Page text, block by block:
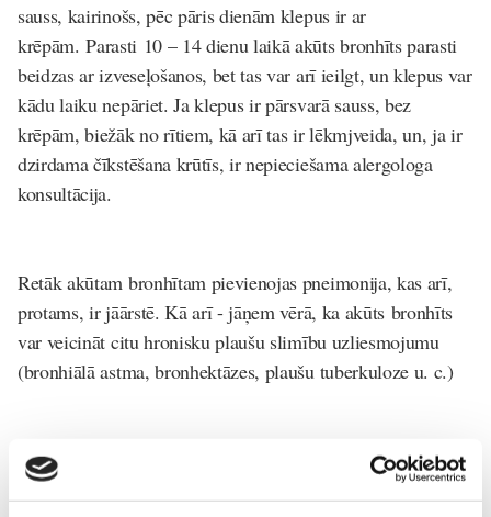
sauss, kairinošs, pēc pāris dienām klepus ir ar
krēpām. Parasti 10 – 14 dienu laikā akūts bronhīts parasti
beidzas ar izveseļošanos, bet tas var arī ieilgt, un klepus var
kādu laiku nepāriet. Ja klepus ir pārsvarā sauss, bez
krēpām, biežāk no rītiem, kā arī tas ir lēkmjveida, un, ja ir
dzirdama čīkstēšana krūtīs, ir nepieciešama alergologa
konsultācija.
Retāk akūtam bronhītam pievienojas pneimonija, kas arī,
protams, ir jāārstē. Kā arī - jāņem vērā, ka akūts bronhīts
var veicināt citu hronisku plaušu slimību uzliesmojumu
(bronhiālā astma, bronhektāzes, plaušu tuberkuloze u. c.)
Jāveic novērojumi - ja vairāku gadu laikā akūta bronhīta
epizodes atkārtojas, tās veicina hronisku procesu – attīstās